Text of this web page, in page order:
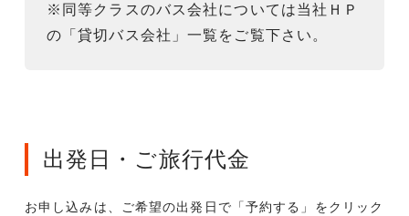
※同等クラスのバス会社については当社ＨＰ
の「貸切バス会社」一覧をご覧下さい。
出発日・ご旅行代金
お申し込みは、ご希望の出発日で「予約する」をクリック